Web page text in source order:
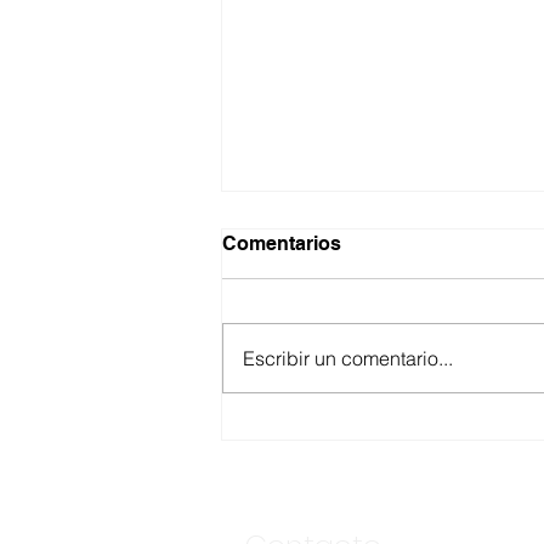
Comentarios
Escribir un comentario...